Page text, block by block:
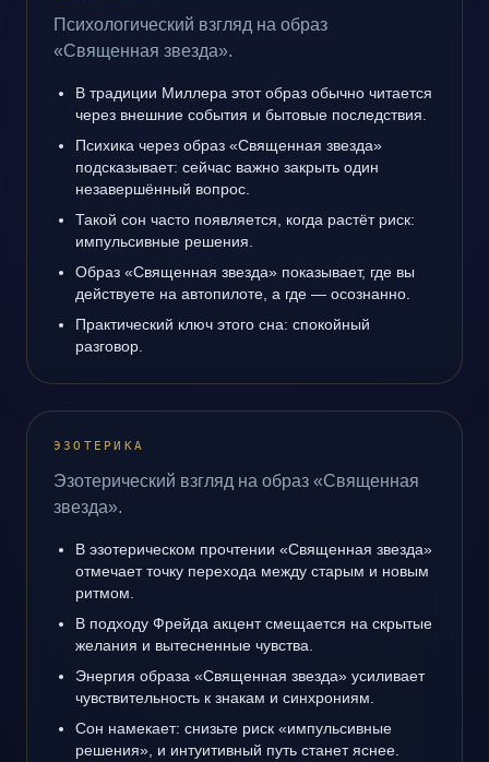
Психологический взгляд на образ
«Священная звезда».
В традиции Миллера этот образ обычно читается
через внешние события и бытовые последствия.
Психика через образ «Священная звезда»
подсказывает: сейчас важно закрыть один
незавершённый вопрос.
Такой сон часто появляется, когда растёт риск:
импульсивные решения.
Образ «Священная звезда» показывает, где вы
действуете на автопилоте, а где — осознанно.
Практический ключ этого сна: спокойный
разговор.
ЭЗОТЕРИКА
Эзотерический взгляд на образ «Священная
звезда».
В эзотерическом прочтении «Священная звезда»
отмечает точку перехода между старым и новым
ритмом.
В подходу Фрейда акцент смещается на скрытые
желания и вытесненные чувства.
Энергия образа «Священная звезда» усиливает
чувствительность к знакам и синхрониям.
Сон намекает: снизьте риск «импульсивные
решения», и интуитивный путь станет яснее.